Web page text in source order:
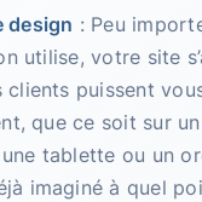
design : Peu
utilise, votre site
clients puissent
que ce soit sur un
tablette ou un
imaginé à quel